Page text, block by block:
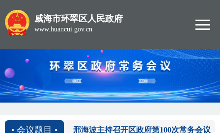
威海市环翠区人民政府
www.huancui.gov.cn
• 会议题目 • 邢海波主持召开区政府第100次常务会议